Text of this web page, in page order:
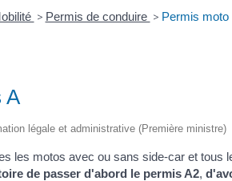
> Permis de conduire > Permis moto
A
légale et administrative (Première ministre)
les motos avec ou sans side-car et
de passer d'abord le permis A2,